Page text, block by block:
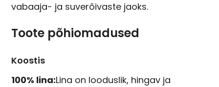
vabaaja- ja suverõivaste jaoks.
Toote põhiomadused
Koostis
100% lina:Lina on looduslik, hingav ja